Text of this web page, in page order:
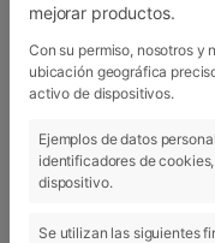
ETIQUETA
mejorar productos.
Con su permiso, nosotros y
ubicación geográfica
activo de dispositivos.
Ejemplos de datos
identificadores de
dispositivo.
Se utilizan las siguientes